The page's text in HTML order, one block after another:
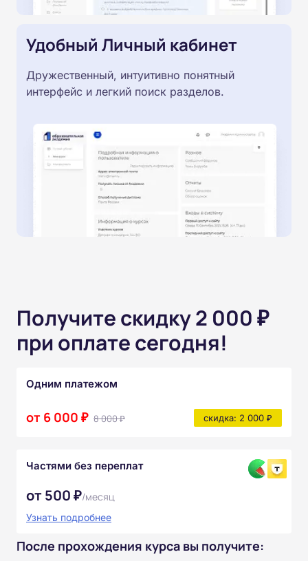
Удобный Личный кабинет
Дружественный, интуитивно понятный
интерфейс и легкий поиск разделов.
Получите скидку 2 000 ₽
при оплате сегодня!
Одним платежом
от 6 000 ₽ 8 000 ₽ скидка: 2 000 ₽
Частями без переплат
от 500 ₽/месяц
Узнать подробнее
После прохождения курса вы получите: